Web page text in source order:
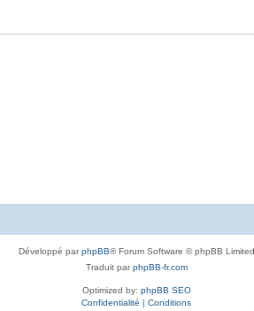
Développé parphpBB® Forum Software © phpBB Limited
Traduit parphpBB-fr.com
Optimized by: phpBB SEO
Confidentialité
Conditions